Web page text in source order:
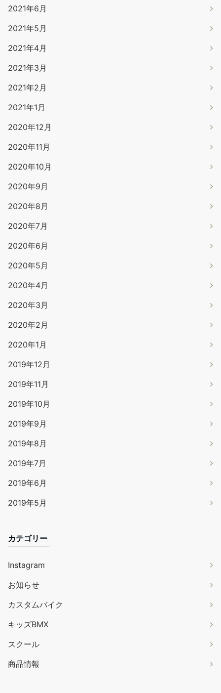
2021年6月
2021年5月
2021年4月
2021年3月
2021年2月
2021年1月
2020年12月
2020年11月
2020年10月
2020年9月
2020年8月
2020年7月
2020年6月
2020年5月
2020年4月
2020年3月
2020年2月
2020年1月
2019年12月
2019年11月
2019年10月
2019年9月
2019年8月
2019年7月
2019年6月
2019年5月
カテゴリー
Instagram
お知らせ
カスタムバイク
キッズBMX
スクール
商品情報